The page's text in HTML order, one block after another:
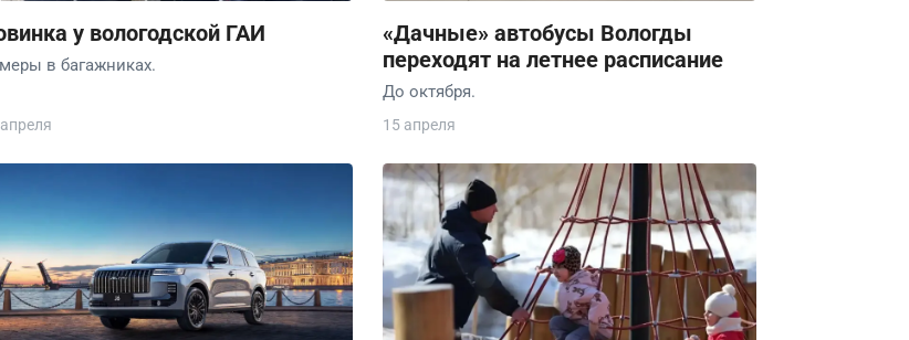
у вологодской ГАИ
в багажниках.
«Дачные» автобусы Вологды
переходят на летнее расписание
До октября.
15 апреля